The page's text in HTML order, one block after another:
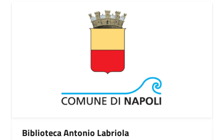
Biblioteca Antonio Labriola